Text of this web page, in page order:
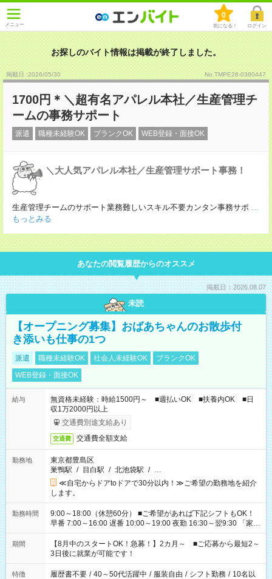
メニュー
0
気になる！ ログイン
お探しのバイト情報は掲載が終了しました。
掲載日 :2026/05/30 No.TMPE26-0380447
1700円＊＼超有名アパレル本社／生産管理チ
ームの事務サポート
派遣 職種未経験OK ブランクOK WEB登録・面接OK
＼大人気アパレル本社／生産管理サポート事務！
生産管理チームのサポート業務難しいスキル不要カンタン事務サポ ...
もっとみる
あなたの閲覧履歴からのオススメ
掲載日：2026.08.07
未読
【オープニング募集】おばあちゃんのお散歩付
き添いも仕事の1つ
派遣 職種未経験OK 社会人未経験OK
ブランクOK
WEB登録・面接OK
給与
無資格未経験：時給1500円～ ■週払いOK ■扶養内OK ■日
収1万2000円以上
交通費別途支給あり
交通費 交通費全額支給
勤務地
東京都豊島区
巣鴨駅 / 目白駅 / 北池袋駅 / …
≪自宅からドアtoドアで30分以内！≫ご希望の勤務地を紹介
します。
勤務時間
9:00～18:00（休憩60分） ■ご希望があれば下記シフトもOK！
早番 7:00～16:00 遅番 10:00～19:00 夜勤 16:30～翌9:30 「家族
と休みを合わせたい」 「余裕を持って夕飯の準備がしたい」
「できれば残業はしたくない」 など、ご希望を教えてください
ね。 ※Wワーク希望の方へ 今ご覧のお仕事で希望する勤務時間
と、もう1つのお仕事の勤務時間。 合計で週40時間を超える場
合は応募できません。
期間
【8月中のスタートOK！急募！】2カ月～ ■ご応募から最短2～
3日後に就業が可能です！
特徴 履歴書不要 / 40～50代活躍中 / 服装自由 / シフト勤務 / 10名以